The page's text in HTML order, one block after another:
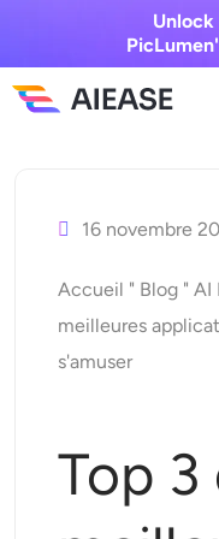
Unlock
Vidéo IA
Texte en vidéo
De l’image à la vidéo
Générateur de
Effets vidéo
Image IA
Texte en image
Éditeur et créateur de
content
16 novembre
Accueil " Blog "AI
meilleures
s'amuser
Top 3